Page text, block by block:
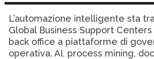
L’automazione intelligente sta
Global Business Support
back office a piattaforme di
operativa. AI, process mining,